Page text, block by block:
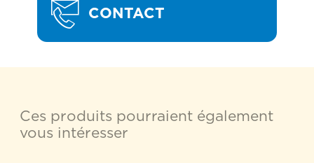
CONTACT
Ces produits pourraient également
vous intéresser